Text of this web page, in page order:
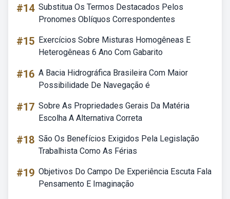
#14 Substitua Os Termos Destacados Pelos
Pronomes Oblíquos Correspondentes
#15 Exercícios Sobre Misturas Homogêneas E
Heterogêneas 6 Ano Com Gabarito
#16 A Bacia Hidrográfica Brasileira Com Maior
Possibilidade De Navegação é
#17 Sobre As Propriedades Gerais Da Matéria
Escolha A Alternativa Correta
#18 São Os Benefícios Exigidos Pela Legislação
Trabalhista Como As Férias
#19 Objetivos Do Campo De Experiência Escuta Fala
Pensamento E Imaginação